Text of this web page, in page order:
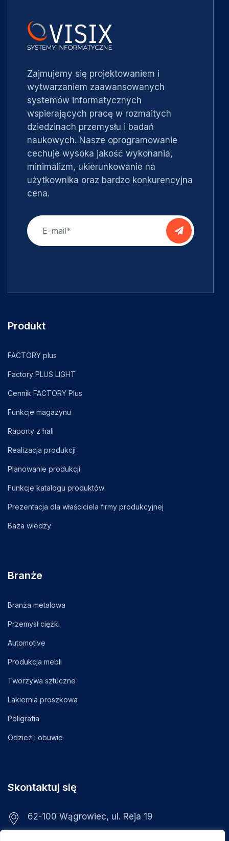
Zajmujemy się projektowaniem i
wytwarzaniem zaawansowanych
systemów informatycznych
wspierających pracę w rozmaitych
dziedzinach przemysłu i badań
naukowych. Nasze oprogramowanie
cechuje wysoka jakość wykonania,
minimalizm, ukierunkowanie na
użytkownika oraz bardzo konkurencyjna
cena.
Produkt
FACTORY plus
Factory PLUS LIGHT
Cennik FACTORY Plus
Funkcje magazynu
Raporty z hali
Realizacja produkcji
Planowanie produkcji
Funkcje katalogu produktów
Prezentacja dla właściciela firmy produkcyjnej
Baza wiedzy
Branże
Branża metalowa
Przemysł ciężki
Automotive
Produkcja mebli
Tworzywa sztuczne
Lakiernia proszkowa
Poligrafia
Odzież i obuwie
Skontaktuj się
62-100 Wągrowiec, ul. Reja 19